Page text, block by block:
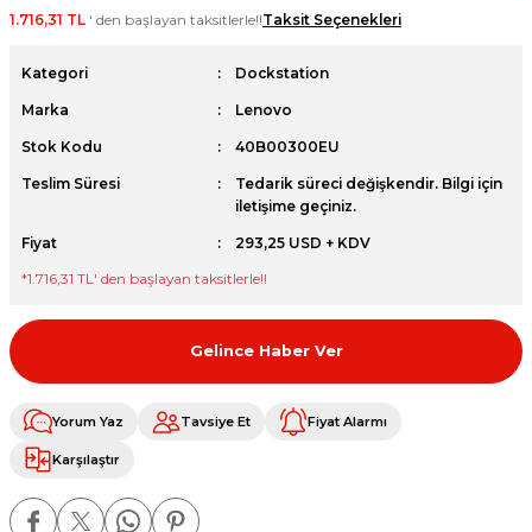
1.716,31 TL ' den başlayan taksitlerle!!Taksit Seçenekleri
Kategori Dockstation
Marka Lenovo
Stok Kodu 40B00300EU
Teslim Süresi
Tedarik süreci değişkendir. Bilgi için
iletişime geçiniz.
Fiyat
293,25 USD + KDV
*1.716,31 TL' den başlayan taksitlerle!!
Gelince Haber Ver
Yorum Yaz Tavsiye Et Fiyat Alarmı
Karşılaştır